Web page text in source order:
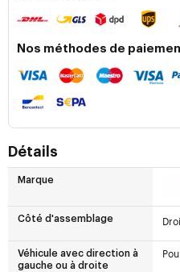
Nos méthodes de
Détails
Marque
Côté d'assemblage
Véhicule avec direction à
gauche ou à droite